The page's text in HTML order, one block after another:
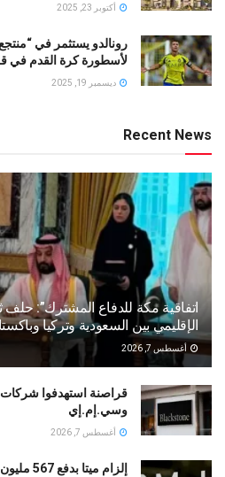
أكتوبر 23, 2025
رونالدو يستثمر في
لأسطورة كرة القدم في
ديسمبر 19, 2025
Recent News
اتفاقية مكة للدفاع المشترك”: حلف
الإقليمي بين السعودية وتركيا
أغسطس 7, 2026
قراصنة استهدفوا شركات
وسي.إم.إي
أغسطس 7, 2026
إلزام